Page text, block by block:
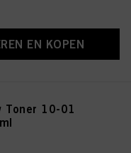
EN KOPEN
Toner 10-01